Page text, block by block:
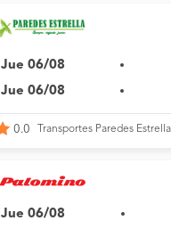
Jue 06/08
Jue 06/08
0.0 Transportes Paredes Estrella
Jue 06/08